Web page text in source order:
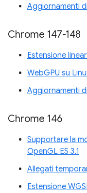
Aggiornamenti
Chrome 147-148
Estensione
WebGPU su
Aggiornamenti
Chrome 146
Supportare la
OpenGL ES 3.1
Allegati
Estensione